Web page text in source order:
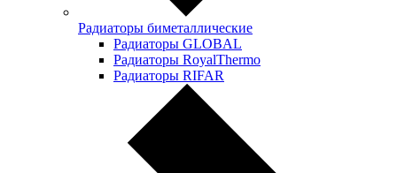
Радиаторы биметаллические
Радиаторы GLOBAL
Радиаторы RoyalThermo
Радиаторы RIFAR